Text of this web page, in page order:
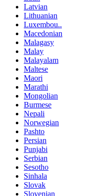
Latvian
Lithuanian
Luxembou..
Macedonian
Malagasy
Malay
Malayalam
Maltese
Maori
Marathi
Mongolian
Burmese
Nepali
Norwegian
Pashto
Persian
Punjabi
Serbian
Sesotho
Sinhala
Slovak
Slovenian